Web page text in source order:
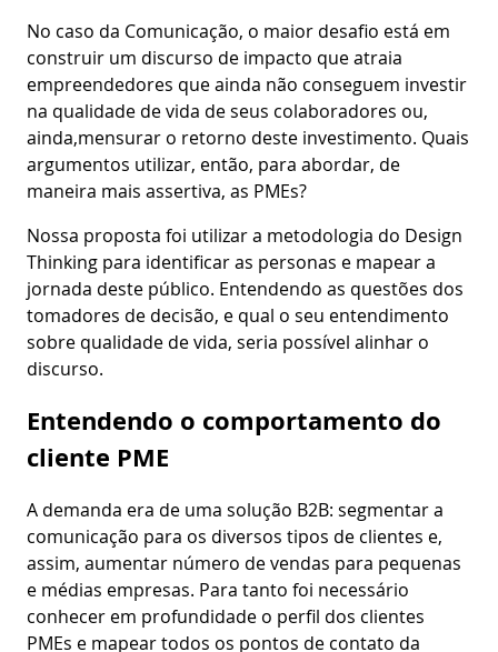
No caso da Comunicação, o maior desafio está em
construir um discurso de impacto que atraia
empreendedores que ainda não conseguem investir
na qualidade de vida de seus colaboradores ou,
ainda,mensurar o retorno deste investimento. Quais
argumentos utilizar, então, para abordar, de
maneira mais assertiva, as PMEs?
Nossa proposta foi utilizar a metodologia do Design
Thinking para identificar as personas e mapear a
jornada deste público. Entendendo as questões dos
tomadores de decisão, e qual o seu entendimento
sobre qualidade de vida, seria possível alinhar o
discurso.
Entendendo o comportamento do
cliente PME
A demanda era de uma solução B2B: segmentar a
comunicação para os diversos tipos de clientes e,
assim, aumentar número de vendas para pequenas
e médias empresas. Para tanto foi necessário
conhecer em profundidade o perfil dos clientes
PMEs e mapear todos os pontos de contato da